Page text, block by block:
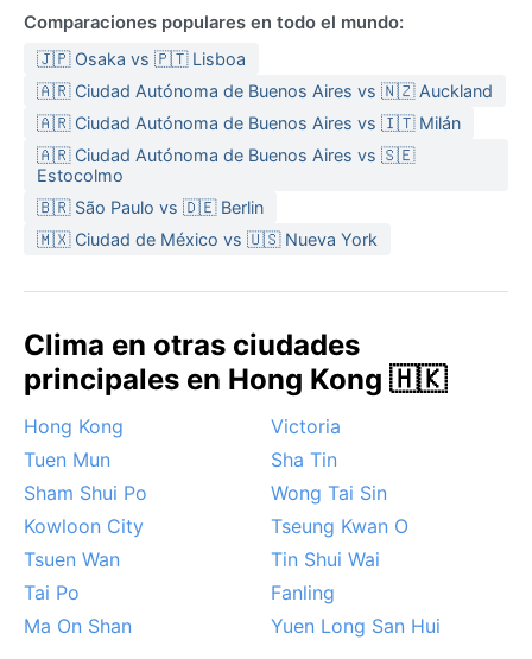
Comparaciones populares en todo el mundo:
🇯🇵 Osaka vs 🇵🇹 Lisboa
🇦🇷 Ciudad Autónoma de Buenos Aires vs 🇳🇿 Auckland
🇦🇷 Ciudad Autónoma de Buenos Aires vs 🇮🇹 Milán
🇦🇷 Ciudad Autónoma de Buenos Aires vs 🇸🇪
Estocolmo
🇧🇷 São Paulo vs 🇩🇪 Berlin
🇲🇽 Ciudad de México vs 🇺🇸 Nueva York
Clima en otras ciudades
principales en Hong Kong 🇭🇰
Hong Kong
Victoria
Tuen Mun
Sha Tin
Sham Shui Po
Wong Tai Sin
Kowloon City
Tseung Kwan O
Tsuen Wan
Tin Shui Wai
Tai Po
Fanling
Ma On Shan
Yuen Long San Hui